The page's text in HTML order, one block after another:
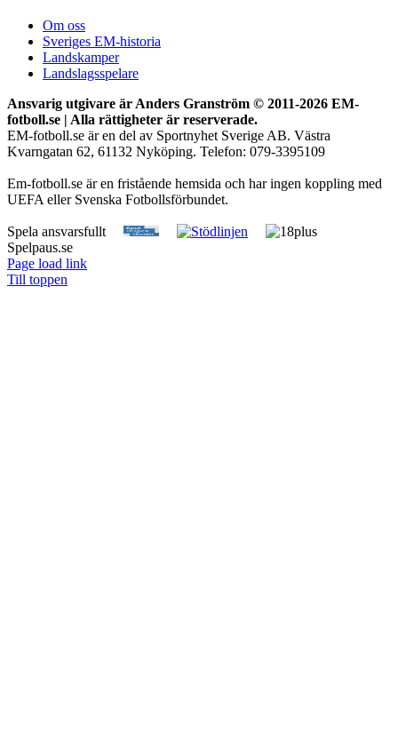
Om oss
Sveriges EM-historia
Landskamper
Landslagsspelare
Ansvarig utgivare är Anders Granström © 2011-2026 EM-
fotboll.se | Alla rättigheter är reserverade.
EM-fotboll.se är en del av Sportnyhet Sverige AB. Västra
Kvarngatan 62, 61132 Nyköping. Telefon: 079-3395109
Em-fotboll.se är en fristående hemsida och har ingen koppling med
UEFA eller Svenska Fotbollsförbundet.
Spela ansvarsfullt
Spelpaus.se
Page load link
Till toppen